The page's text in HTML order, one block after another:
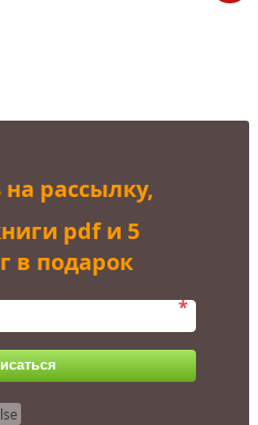
рассылку,
pdf и 5
в подарок
*